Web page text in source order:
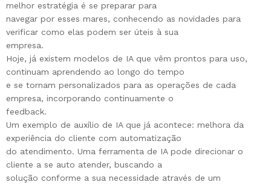
melhor estratégia é se preparar para
navegar por esses mares, conhecendo as novidades para
verificar como elas podem ser úteis à sua
empresa.
Hoje, já existem modelos de IA que vêm prontos para uso,
continuam aprendendo ao longo do tempo
e se tornam personalizados para as operações de cada
empresa, incorporando continuamente o
feedback.
Um exemplo de auxílio de IA que já acontece: melhora da
experiência do cliente com automatização
do atendimento. Uma ferramenta de IA pode direcionar o
cliente a se auto atender, buscando a
solução conforme a sua necessidade através de um